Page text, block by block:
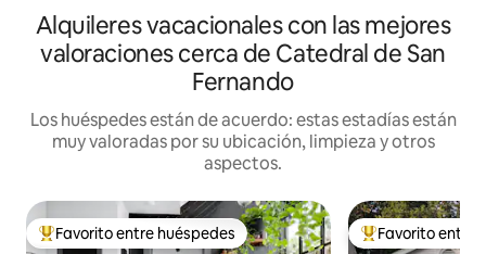
Alquileres vacacionales con las mejores
valoraciones cerca de Catedral de San
Fernando
Los huéspedes están de acuerdo: estas estadías están
muy valoradas por su ubicación, limpieza y otros
aspectos.
Favorito entre huéspedes preferido
Favorito entre huéspedes Favorito entre
Favorito entre